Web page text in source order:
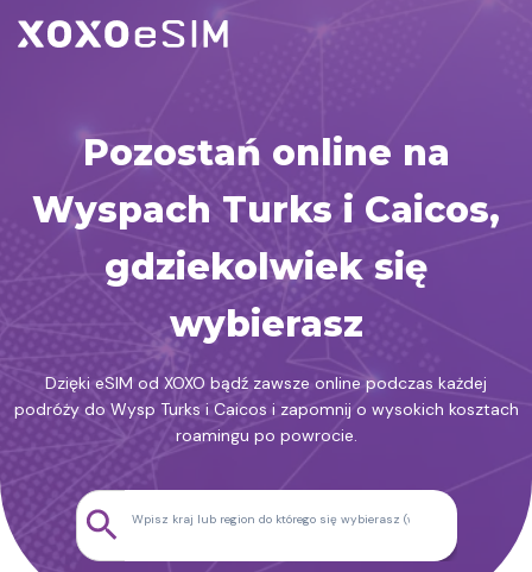
Przejdź
do
Pozostań online na
Wyspach Turks i Caicos,
gdziekolwiek się
wybierasz
Dzięki eSIM od XOXO bądź zawsze online podczas każdej
podróży do Wysp Turks i Caicos i zapomnij o wysokich kosztach
roamingu po powrocie.